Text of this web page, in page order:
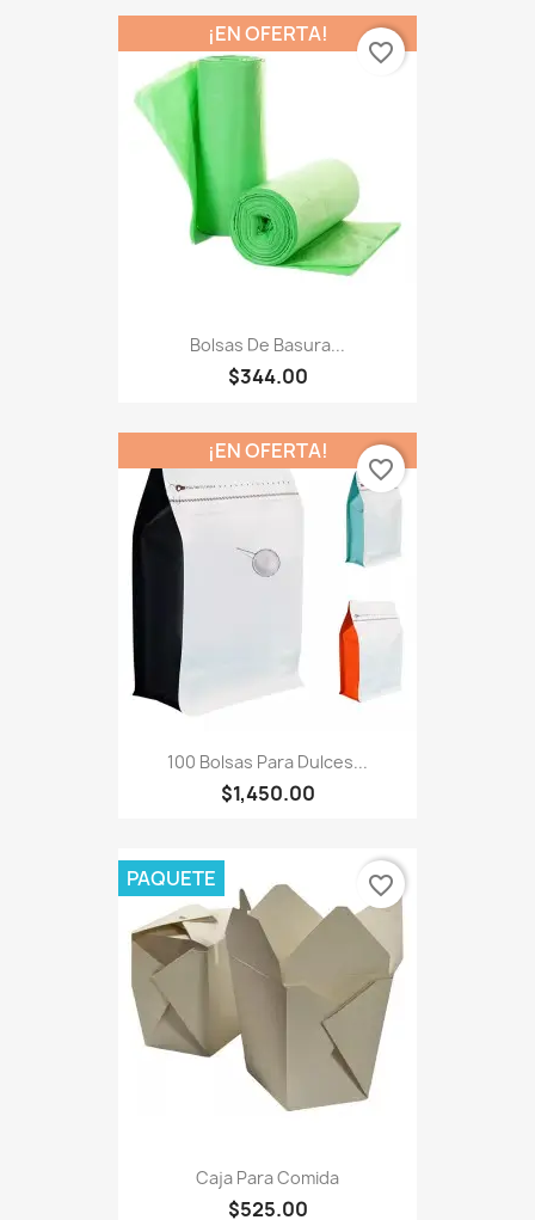
Bolsas De Basura...
$344.00
¡EN OFERTA!
favorite_border
100 Bolsas Para Dulces...
$1,450.00
¡EN OFERTA!
favorite_border
Caja Para Comida
$525.00
PAQUETE favorite_border